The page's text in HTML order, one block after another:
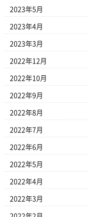
2023年5月
2023年4月
2023年3月
2022年12月
2022年10月
2022年9月
2022年8月
2022年7月
2022年6月
2022年5月
2022年4月
2022年3月